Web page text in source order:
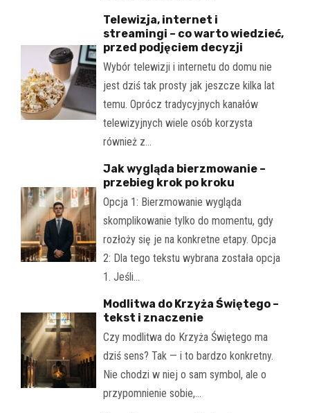
Telewizja, internet i
streamingi – co warto wiedzieć,
przed podjęciem decyzji
Wybór telewizji i internetu do domu nie
jest dziś tak prosty jak jeszcze kilka lat
temu. Oprócz tradycyjnych kanałów
telewizyjnych wiele osób korzysta
również z…
Jak wygląda bierzmowanie –
przebieg krok po kroku
Opcja 1: Bierzmowanie wygląda
skomplikowanie tylko do momentu, gdy
rozłoży się je na konkretne etapy. Opcja
2: Dla tego tekstu wybrana została opcja
1. Jeśli…
Modlitwa do Krzyża Świętego –
tekst i znaczenie
Czy modlitwa do Krzyża Świętego ma
dziś sens? Tak — i to bardzo konkretny.
Nie chodzi w niej o sam symbol, ale o
przypomnienie sobie,…